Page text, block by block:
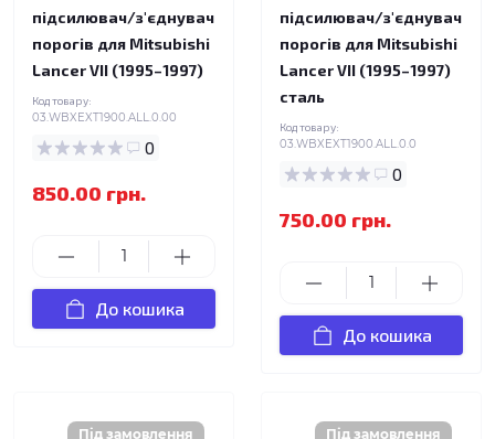
підсилювач/з'єднувач
порогів для Mitsubishi
Lancer VII (1995–1997)
Код товару:
03.WBXEXT1900.ALL.0.00
0
850.00 грн.
До кошика
підсилювач/з'єднувач
порогів для Mitsubishi
Lancer VII (1995–1997)
сталь
Код товару:
03.WBXEXT1900.ALL.0.0
0
750.00 грн.
До кошика